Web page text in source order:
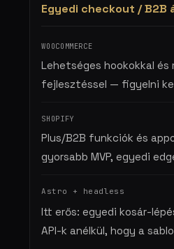
Egyedi checkout / B2B
Lehetséges hookokkal és
fejlesztéssel — figyelni
Plus/B2B funkciók és
gyorsabb MVP, egyedi
Itt erős: egyedi kosár-
API-k anélkül, hogy a